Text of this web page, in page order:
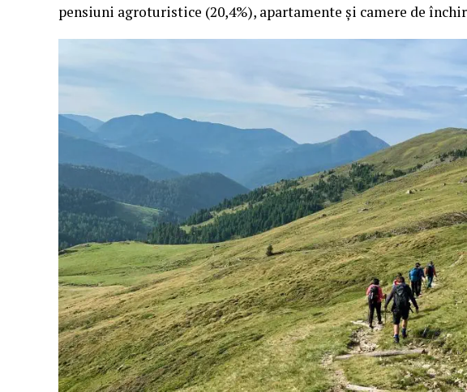
pensiuni agroturistice (20,4%), apartamente și camere de